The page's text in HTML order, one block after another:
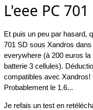
L'eee PC
Et puis un peu par hasard,
701 SD sous Xandros
everywhere (à 200 euros
batterie 3 cellules).
compatibles avec
Probablement le 1.6...
Je refais un test en